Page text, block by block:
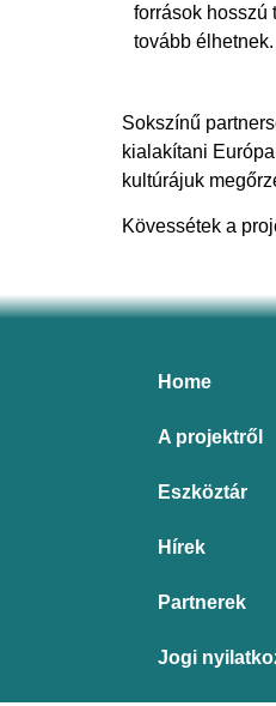
források hosszú
tovább élhetnek.
Sokszínű
kialakítani
kultúrájuk
Kövessétek a
Home
A projektről
Eszköztár
Hírek
Partnerek
Jogi